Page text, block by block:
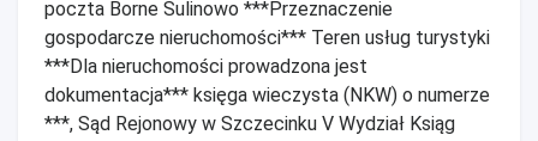
poczta Borne Sulinowo ***Przeznaczenie
gospodarcze nieruchomości*** Teren usług turystyki
***Dla nieruchomości prowadzona jest
dokumentacja*** księga wieczysta (NKW) o numerze
***, Sąd Rejonowy w Szczecinku V Wydział Ksiąg